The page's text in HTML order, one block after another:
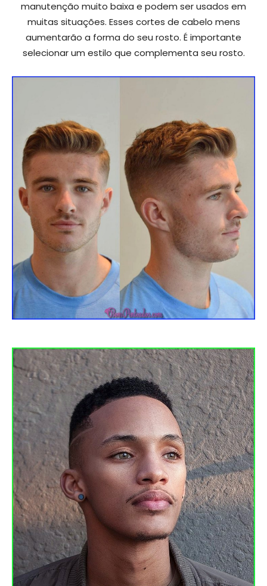
manutenção muito baixa e podem ser usados em
muitas situações. Esses cortes de cabelo mens
aumentarão a forma do seu rosto. É importante
selecionar um estilo que complementa seu rosto.